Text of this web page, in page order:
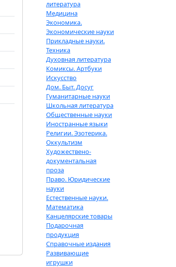
литература
Медицина
Экономика.
Экономические науки
Прикладные науки.
Техника
Духовная литература
Комиксы. Артбуки
Искусство
Дом. Быт. Досуг
Гуманитарные науки
Школьная литература
Общественные науки
Иностранные языки
Религии. Эзотерика.
Оккультизм
Художествено-
документальная
проза
Право. Юридические
науки
Естественные науки.
Математика
Канцелярские товары
Подарочная
продукция
Справочные издания
Развивающие
игрушки